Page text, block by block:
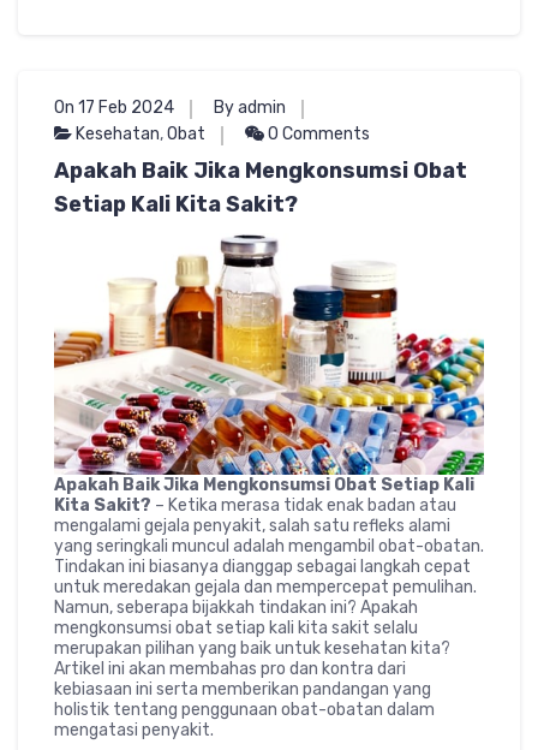
On 17 Feb 2024
By admin
Kesehatan,Obat 0 Comments
Apakah Baik Jika Mengkonsumsi Obat
Setiap Kali Kita Sakit?
Apakah Baik Jika Mengkonsumsi Obat Setiap Kali
Kita Sakit? – Ketika merasa tidak enak badan atau
mengalami gejala penyakit, salah satu refleks alami
yang seringkali muncul adalah mengambil obat-obatan.
Tindakan ini biasanya dianggap sebagai langkah cepat
untuk meredakan gejala dan mempercepat pemulihan.
Namun, seberapa bijakkah tindakan ini? Apakah
mengkonsumsi obat setiap kali kita sakit selalu
merupakan pilihan yang baik untuk kesehatan kita?
Artikel ini akan membahas pro dan kontra dari
kebiasaan ini serta memberikan pandangan yang
holistik tentang penggunaan obat-obatan dalam
mengatasi penyakit.